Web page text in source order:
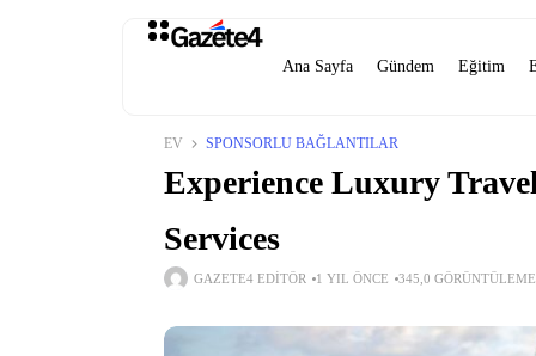
Ana Sayfa Gündem Eğitim
EV SPONSORLU BAĞLANTILAR
Experience Luxury
Services
GAZETE4 EDITÖR 1 YIL ÖNCE 345,0 GÖRÜNTÜLEME